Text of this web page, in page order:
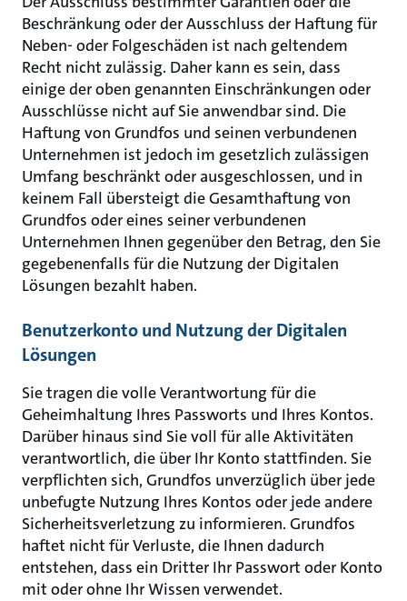
Beschränkung oder der Ausschluss der Haftung für
Neben- oder Folgeschäden ist nach geltendem
Recht nicht zulässig. Daher kann es sein, dass
einige der oben genannten Einschränkungen oder
Ausschlüsse nicht auf Sie anwendbar sind. Die
Haftung von Grundfos und seinen verbundenen
Unternehmen ist jedoch im gesetzlich zulässigen
Umfang beschränkt oder ausgeschlossen, und in
keinem Fall übersteigt die Gesamthaftung von
Grundfos oder eines seiner verbundenen
Unternehmen Ihnen gegenüber den Betrag, den Sie
gegebenenfalls für die Nutzung der Digitalen
Lösungen bezahlt haben.
Benutzerkonto und Nutzung der Digitalen
Lösungen
Sie tragen die volle Verantwortung für die
Geheimhaltung Ihres Passworts und Ihres Kontos.
Darüber hinaus sind Sie voll für alle Aktivitäten
verantwortlich, die über Ihr Konto stattfinden. Sie
verpflichten sich, Grundfos unverzüglich über jede
unbefugte Nutzung Ihres Kontos oder jede andere
Sicherheitsverletzung zu informieren. Grundfos
haftet nicht für Verluste, die Ihnen dadurch
entstehen, dass ein Dritter Ihr Passwort oder Konto
mit oder ohne Ihr Wissen verwendet.